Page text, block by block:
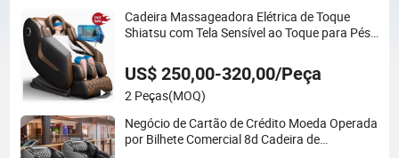
Cadeira Massageadora Elétrica de Toque
Shiatsu com Tela Sensível ao Toque para Pés
Massagem Corporal Completa
US$ 250,00-320,00/Peça
2 Peças(MOQ)
Negócio de Cartão de Crédito Moeda Operada
por Bilhete Comercial 8d Cadeira de